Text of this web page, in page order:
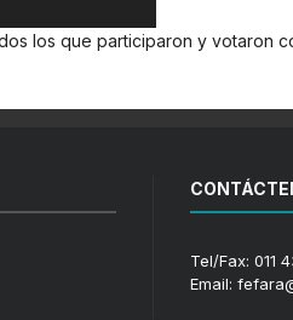
los que participaron y votaron
Tel/Fax: 011
Email: